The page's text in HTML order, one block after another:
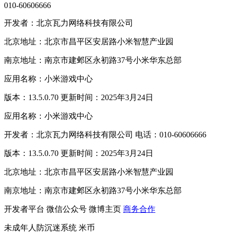
010-60606666
开发者：北京瓦力网络科技有限公司
北京地址：北京市昌平区安居路小米智慧产业园
南京地址：南京市建邺区永初路37号小米华东总部
应用名称：小米游戏中心
版本：13.5.0.70 更新时间：2025年3月24日
应用名称：小米游戏中心
开发者：北京瓦力网络科技有限公司 电话：010-60606666
版本：13.5.0.70 更新时间：2025年3月24日
北京地址：北京市昌平区安居路小米智慧产业园
南京地址：南京市建邺区永初路37号小米华东总部
开发者平台 微信公众号 微博主页 商务合作
未成年人防沉迷系统 米币